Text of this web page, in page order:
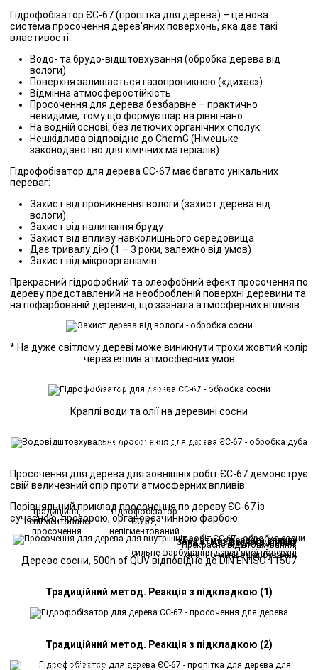
Гідрофобізатор ЄС-67 (пропітка для дерева) – це нова
система просочення дерев'яних поверхонь, яка дає такі
властивості.:
Водо- та брудо-відштовхування (обробка дерева від
вологи)
Поверхня залишається газопроникною («дихає»)
Відмінна атмосферостійкість
Просочення для дерева безбарвне – практично
невидиме, тому що формує шар на рівні нано
На водній основі, без летючих органічних сполук
Нешкідлива відповідно до ChemG (Німецьке
законодавство для хімічних матеріалів)
Гідрофобізатор для дерева ЄС-67 має багато унікальних
переваг:
Захист від проникнення вологи (захист дерева від
вологи)
Захист від налипання бруду
Захист від впливу навколишнього середовища
Дає тривалу дію (1 – 3 роки, залежно від умов)
Захист від мікроорганізмів
Прекрасний гідрофобний та олеофобний ефект просочення по
дереву представлений на необробленій поверхні деревини та
на пофарбованій деревині, що зазнала атмосферних впливів:
СОСНА
Захист – майже невидимий.…*
Ефект – дуже видно!
оброблена необроблена
* На дуже світлому дереві може виникнути трохи жовтий колір
через вплив атмосферних умов
Очищення вологою серветкою
вода
масло
оброблена необроблена
Краплі води та олії на деревині сосни
Захист – майже невидимий.…*
Просочення для дерева для зовнішніх робіт ЄС-67 демонструє
свій величезний опір проти атмосферних впливів.
Порівняльний приклад просочення по дереву ЄС-67 із
сучасною, прозорою, органорозчинною фарбою:
Без атмосферного впливу
Зона атмосферного впливу
Вода проникає,
сильне фарбування дерев'яної поверхні
Прекрасне відштовхування,
значно менше фарбування
традиційна,
непігментоване
просочення
гідрофобізатор
ЄС-67,
непігментований
Дерево сосни, 500h of QUV відповідно до DIN EN ISO 11507
Традиційний метод. Реакція з підкладкою (1)
Водорозчинна
Потрібна невелика глибина
проникненняконтролюється
Традиційний метод. Реакція з підкладкою (2)
Підкладка: наприклад, дерево